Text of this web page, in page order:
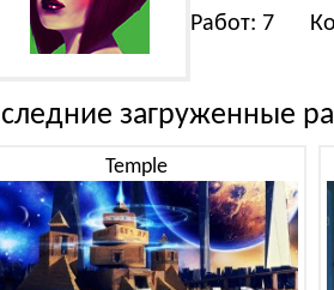
Работ: 7
загруженные
Temple